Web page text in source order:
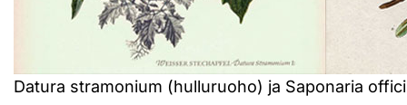
Datura stramonium (hulluruoho) ja Saponaria